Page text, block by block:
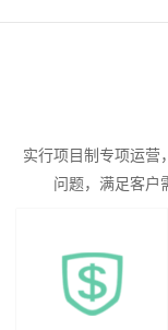
实行项目制专项运营
问题，满足客户